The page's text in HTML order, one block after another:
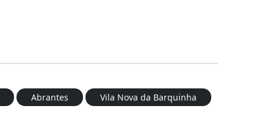
Abrantes Vila Nova da Barquinha